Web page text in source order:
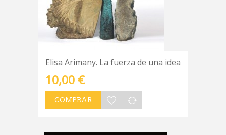
Elisa Arimany. La fuerza de una idea
10,00 €
COMPRAR